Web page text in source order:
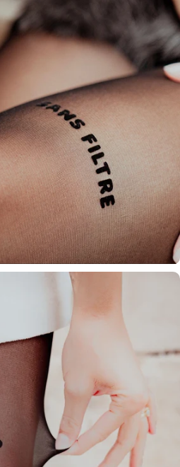
RÉSISTANCE.
que solides, qui subliment vos jambes.